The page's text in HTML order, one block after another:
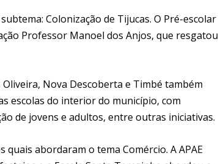
Colonização de Tijucas. O Pré-escolar
Professor Manoel dos Anjos, que resgatou
Nova Descoberta e Timbé também
escolas do interior do município, com
de jovens e adultos, entre outras iniciativas.
quais abordaram o tema Comércio. A APAE